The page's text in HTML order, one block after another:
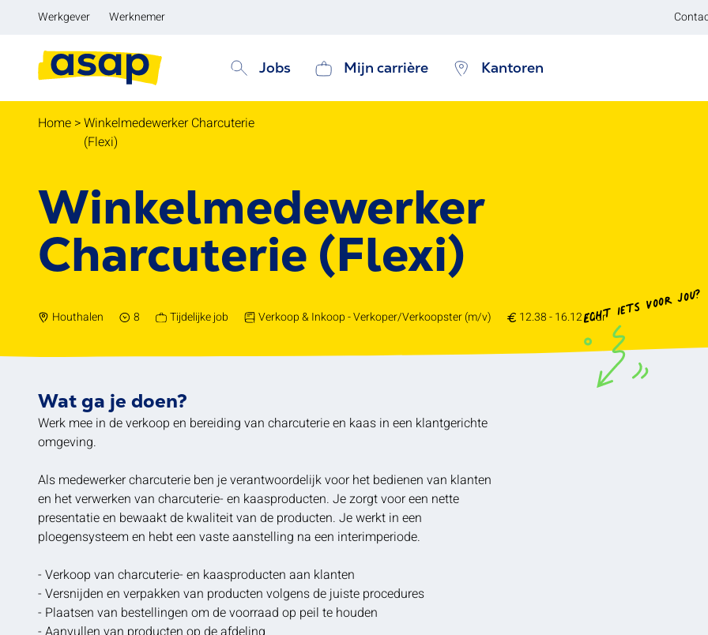
Werkgever Werknemer
Jobs Mijn carrière Kantoren
Home >Winkelmedewerker Charcuterie
(Flexi)
Winkelmedewerker
Charcuterie (Flexi)
Houthalen 8 Tijdelijke job Verkoop & Inkoop - Verkoper/Verkoopster (m/v) 12.38 - 16.12 /uurEcht iets voor jou?
Wat ga je doen?
Werk mee in de verkoop en bereiding van charcuterie en kaas in een klantgerichte
omgeving.
Als medewerker charcuterie ben je verantwoordelijk voor het bedienen van klanten
en het verwerken van charcuterie- en kaasproducten. Je zorgt voor een nette
presentatie en bewaakt de kwaliteit van de producten. Je werkt in een
ploegensysteem en hebt een vaste aanstelling na een interimperiode.
- Verkoop van charcuterie- en kaasproducten aan klanten
- Versnijden en verpakken van producten volgens de juiste procedures
- Plaatsen van bestellingen om de voorraad op peil te houden